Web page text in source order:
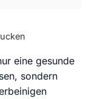
eine gesunde
sondern